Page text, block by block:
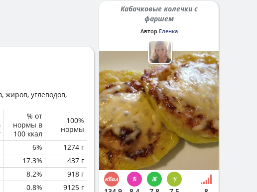
жиров, углеводов,
% от
нормы в
100 ккал
100%
нормы
6%
1274 г
17.3%
437 г
8.2%
918 г
0.8% 9125 г
Кабачковые колечки с
фаршем
Автор Еленка